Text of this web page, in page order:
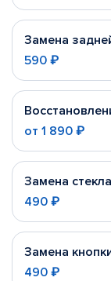
Замена
590 ₽
от 1 890 ₽
Замена
490 ₽
Замена
490 ₽